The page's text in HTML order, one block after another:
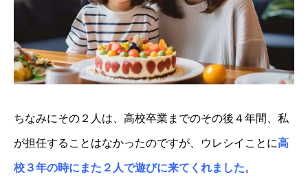
ちなみにその２人は、高校卒業までのその後４年間、私
が担任することはなかったのですが、ウレシイことに高
校３年の時にまた２人で遊びに来てくれました。
よくあるご質問
受講生専用ページ
お問い合わせ
プライバシーポリシー・免責事項